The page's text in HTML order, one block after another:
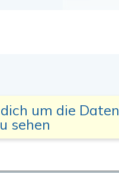
um die Daten
sehen